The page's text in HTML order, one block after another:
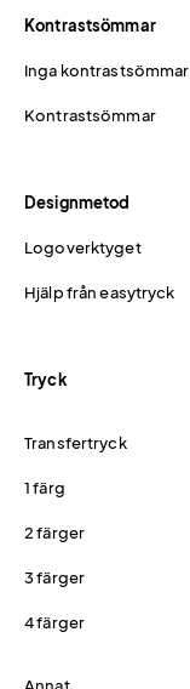
Kontrastsömmar
Inga kontrastsömmar
Kontrastsömmar
Designmetod
Logoverktyget
Hjälp från easytryck
Tryck
Transfertryck
1 färg
2 färger
3 färger
4 färger